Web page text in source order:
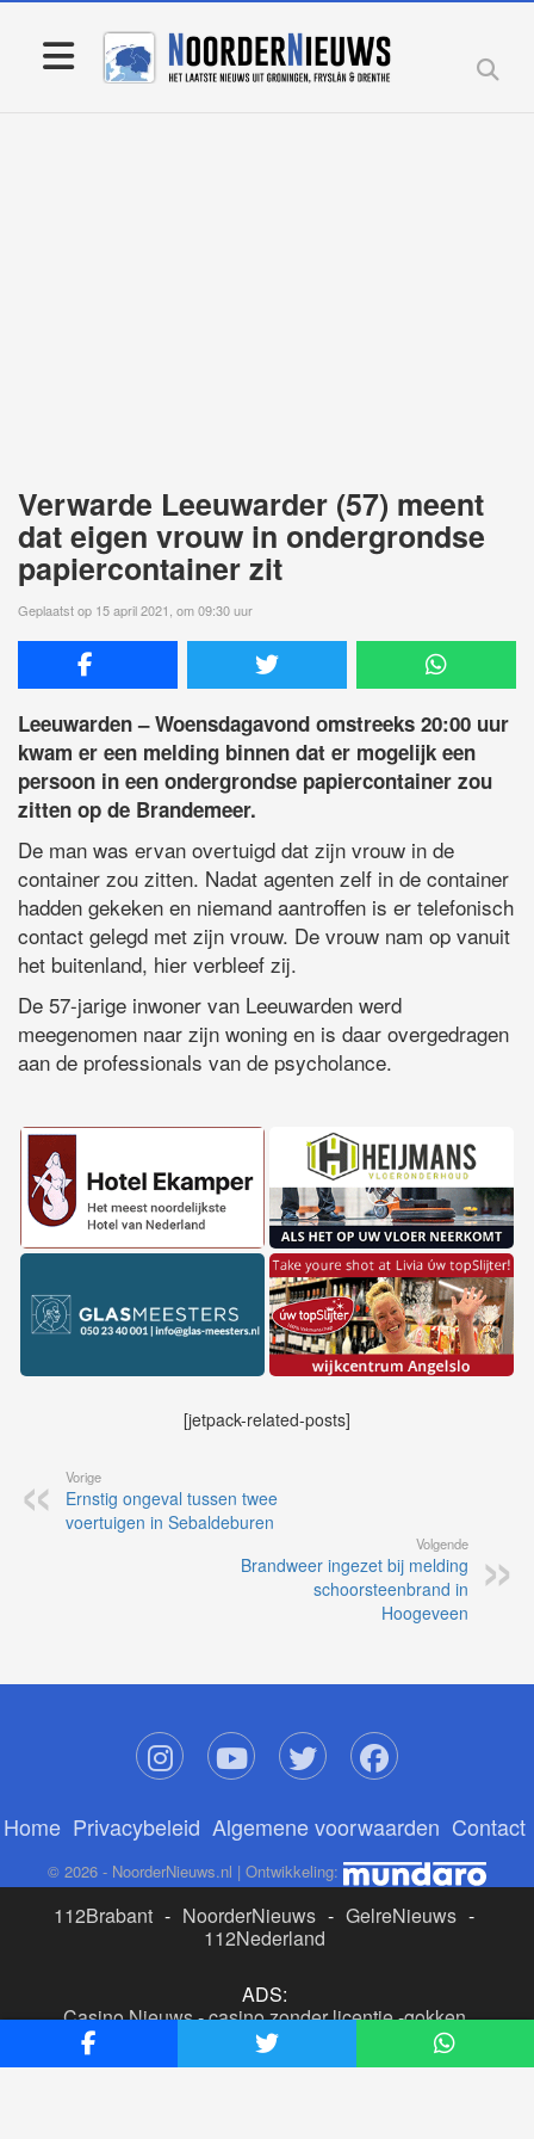
Verwarde Leeuwarder (57) meent
dat eigen vrouw in ondergrondse
papiercontainer zit
Geplaatst op 15 april 2021, om 09:30 uur
Leeuwarden – Woensdagavond omstreeks 20:00 uur
kwam er een melding binnen dat er mogelijk een
persoon in een ondergrondse papiercontainer zou
zitten op de Brandemeer.
De man was ervan overtuigd dat zijn vrouw in de
container zou zitten. Nadat agenten zelf in de container
hadden gekeken en niemand aantroffen is er telefonisch
contact gelegd met zijn vrouw. De vrouw nam op vanuit
het buitenland, hier verbleef zij.
De 57-jarige inwoner van Leeuwarden werd
meegenomen naar zijn woning en is daar overgedragen
aan de professionals van de psycholance.
[jetpack-related-posts]
Vorige
Ernstig ongeval tussen twee
voertuigen in Sebaldeburen
Volgende
Brandweer ingezet bij melding
schoorsteenbrand in
Hoogeveen
Home Privacybeleid Algemene voorwaarden Contact
© 2026 - NoorderNieuws.nl | Ontwikkeling:
112Brabant - NoorderNieuws - GelreNieuws -
112Nederland
ADS:
Casino Nieuws-casino zonder licentie-gokken
buitenlandse site
beste online casino nederland